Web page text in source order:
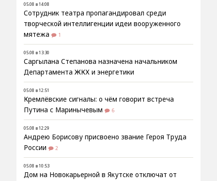
05.08 в 14:08
Сотрудник театра пропагандировал среди
творческой интеллигенции идеи вооруженного
мятежа
1
05.08 в 13:30
Саргылана Степанова назначена начальником
Департамента ЖКХ и энергетики
05.08 в 12:51
Кремлёвские сигналы: о чём говорит встреча
Путина с Маринычевым
6
05.08 в 12:29
Андрею Борисову присвоено звание Героя Труда
России
2
05.08 в 10:53
Дом на Новокарьерной в Якутске отключат от